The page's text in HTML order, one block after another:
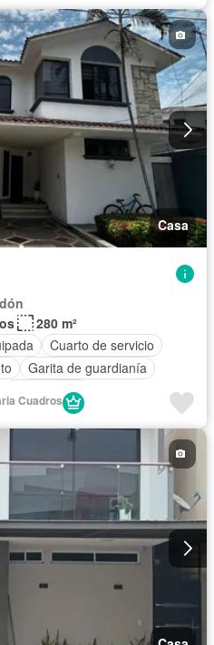
Casa
280 m²
Cuarto de servicio
Garita de guardianía
Sin amoblar
Cuadros